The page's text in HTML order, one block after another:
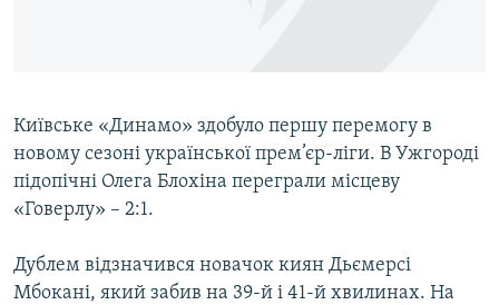
Київське «Динамо» здобуло першу перемогу в
новому сезоні української прем’єр-ліги. В Ужгороді
підопічні Олега Блохіна переграли місцеву
«Говерлу» – 2:1.
Дублем відзначився новачок киян Дьємерсі
Мбокані, який забив на 39-й і 41-й хвилинах. На